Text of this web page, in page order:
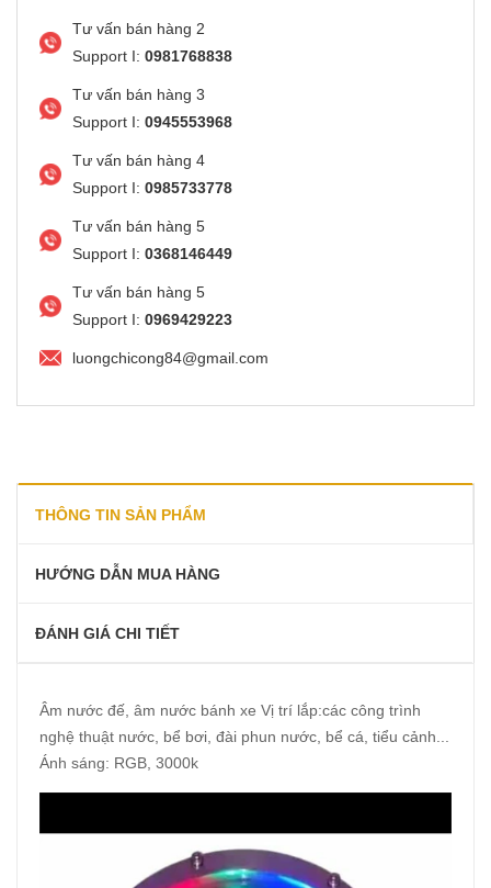
Tư vấn bán hàng 2
Support I: 0981768838
Tư vấn bán hàng 3
Support I: 0945553968
Tư vấn bán hàng 4
Support I: 0985733778
Tư vấn bán hàng 5
Support I: 0368146449
Tư vấn bán hàng 5
Support I: 0969429223
luongchicong84@gmail.com
THÔNG TIN SẢN PHẨM
HƯỚNG DẪN MUA HÀNG
ĐÁNH GIÁ CHI TIẾT
Âm nước đế, âm nước bánh xe Vị trí lắp:các công trình
nghệ thuật nước, bể bơi, đài phun nước, bể cá, tiểu cảnh...
Ánh sáng: RGB, 3000k